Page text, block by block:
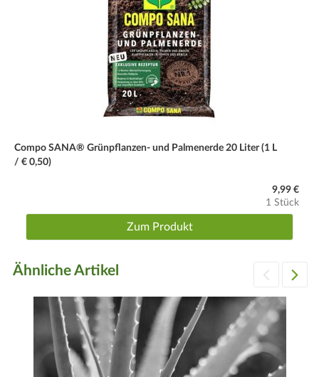
Compo SANA® Grünpflanzen- und Palmenerde 20 Liter (1 L
/ € 0,50)
9,99 €
1 Stück
Zum Produkt
Ähnliche Artikel